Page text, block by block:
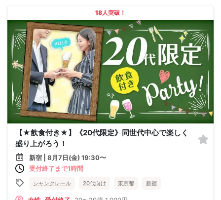
18人突破！
【★飲食付き★】《20代限定》同世代中心で楽しく
盛り上がろう！
新宿 | 8月7日(金) 19:30〜
受付終了まで1時間
シャンクレール 20代向け 東京都 新宿